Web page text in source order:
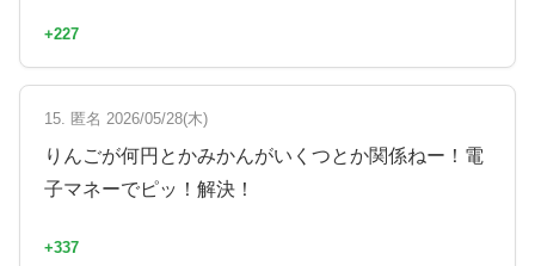
+227
15. 匿名 2026/05/28(木)
りんごが何円とかみかんがいくつとか関係ねー！電
子マネーでピッ！解決！
+337